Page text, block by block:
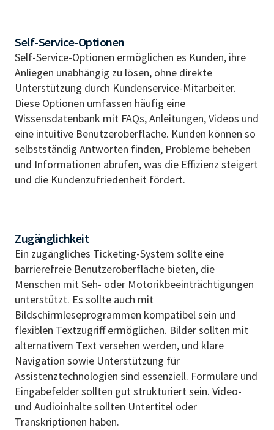
Self-Service-Optionen
Self-Service-Optionen ermöglichen es Kunden, ihre
Anliegen unabhängig zu lösen, ohne direkte
Unterstützung durch Kundenservice-Mitarbeiter.
Diese Optionen umfassen häufig eine
Wissensdatenbank mit FAQs, Anleitungen, Videos und
eine intuitive Benutzeroberfläche. Kunden können so
selbstständig Antworten finden, Probleme beheben
und Informationen abrufen, was die Effizienz steigert
und die Kundenzufriedenheit fördert.
Zugänglichkeit
Ein zugängliches Ticketing-System sollte eine
barrierefreie Benutzeroberfläche bieten, die
Menschen mit Seh- oder Motorikbeeinträchtigungen
unterstützt. Es sollte auch mit
Bildschirmleseprogrammen kompatibel sein und
flexiblen Textzugriff ermöglichen. Bilder sollten mit
alternativem Text versehen werden, und klare
Navigation sowie Unterstützung für
Assistenztechnologien sind essenziell. Formulare und
Eingabefelder sollten gut strukturiert sein. Video-
und Audioinhalte sollten Untertitel oder
Transkriptionen haben.